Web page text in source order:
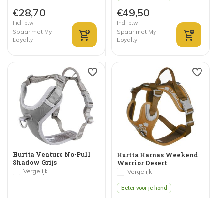
€28,70
Incl. btw
Spaar met My
Loyalty
€49,50
Incl. btw
Spaar met My
Loyalty
Hurtta Venture No-Pull
Shadow Grijs
Vergelijk
Hurtta Harnas Weekend
Warrior Desert
Vergelijk
Beter voor je hond